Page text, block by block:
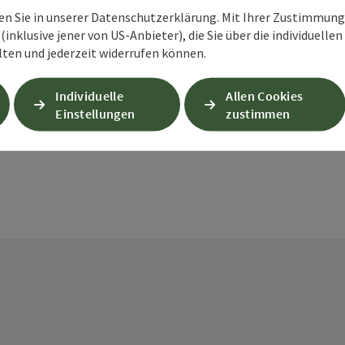
Beitrag drucken In der Nähe
Sie in unserer Datenschutzerklärung. Mit Ihrer Zustimmung
jener von US-Anbieter), die Sie über die individuellen
und jederzeit widerrufen können.
Individuelle
Einstellungen
Allen Cookies
zustimmen